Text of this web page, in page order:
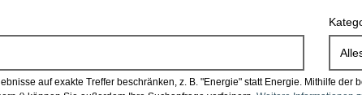
auf exakte Treffer beschränken, z. B. "Energie" statt Energie. Mithilfe der